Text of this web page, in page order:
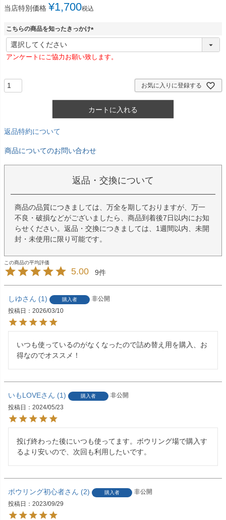
当店特別価格 ¥1,700税込
こちらの商品を知ったきっかけ
(
須
アンケートにご協力お願い致します。
お気に入りに登録する
カートに入れる
返品特約について
商品についてのお問い合わせ
返品・交換について
商品の品質につきましては、万全を期しておりますが、万一
不良・破損などがございましたら、商品到着後7日以内にお知
らせください。返品・交換につきましては、1週間以内、未開
封・未使用に限り可能です。
5.00 9
しゆ 1 購入者
非公開
投稿日
2026/03/10
いつも使っているのがなくなったので詰め替え用を購入、お
得なのでオススメ！
いもLOVE 1 購入者
非公開
投稿日
2024/05/23
投げ終わった後にいつも使ってます。ボウリング場で購入す
るより安いので、次回も利用したいです。
ボウリング初心者 2 購入者
非公開
投稿日
2023/09/29